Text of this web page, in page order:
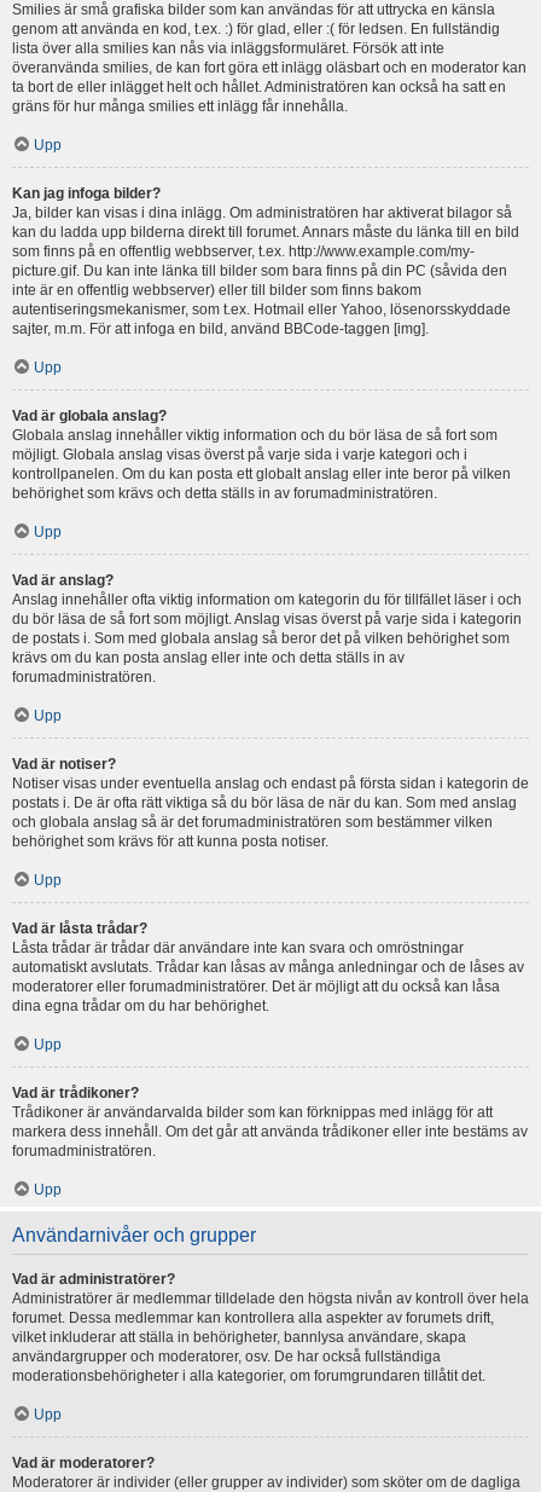
Smilies är små grafiska bilder som kan användas för att uttrycka en känsla
genom att använda en kod, t.ex. :) för glad, eller :( för ledsen. En fullständig
lista över alla smilies kan nås via inläggsformuläret. Försök att inte
överanvända smilies, de kan fort göra ett inlägg oläsbart och en moderator kan
ta bort de eller inlägget helt och hållet. Administratören kan också ha satt en
gräns för hur många smilies ett inlägg får innehålla.
Upp
Kan jag infoga bilder?
Ja, bilder kan visas i dina inlägg. Om administratören har aktiverat bilagor så
kan du ladda upp bilderna direkt till forumet. Annars måste du länka till en bild
som finns på en offentlig webbserver, t.ex. http://www.example.com/my-
picture.gif. Du kan inte länka till bilder som bara finns på din PC (såvida den
inte är en offentlig webbserver) eller till bilder som finns bakom
autentiseringsmekanismer, som t.ex. Hotmail eller Yahoo, lösenorsskyddade
sajter, m.m. För att infoga en bild, använd BBCode-taggen [img].
Upp
Vad är globala anslag?
Globala anslag innehåller viktig information och du bör läsa de så fort som
möjligt. Globala anslag visas överst på varje sida i varje kategori och i
kontrollpanelen. Om du kan posta ett globalt anslag eller inte beror på vilken
behörighet som krävs och detta ställs in av forumadministratören.
Upp
Vad är anslag?
Anslag innehåller ofta viktig information om kategorin du för tillfället läser i och
du bör läsa de så fort som möjligt. Anslag visas överst på varje sida i kategorin
de postats i. Som med globala anslag så beror det på vilken behörighet som
krävs om du kan posta anslag eller inte och detta ställs in av
forumadministratören.
Upp
Vad är notiser?
Notiser visas under eventuella anslag och endast på första sidan i kategorin de
postats i. De är ofta rätt viktiga så du bör läsa de när du kan. Som med anslag
och globala anslag så är det forumadministratören som bestämmer vilken
behörighet som krävs för att kunna posta notiser.
Upp
Vad är låsta trådar?
Låsta trådar är trådar där användare inte kan svara och omröstningar
automatiskt avslutats. Trådar kan låsas av många anledningar och de låses av
moderatorer eller forumadministratörer. Det är möjligt att du också kan låsa
dina egna trådar om du har behörighet.
Upp
Vad är trådikoner?
Trådikoner är användarvalda bilder som kan förknippas med inlägg för att
markera dess innehåll. Om det går att använda trådikoner eller inte bestäms av
forumadministratören.
Upp
Användarnivåer och grupper
Vad är administratörer?
Administratörer är medlemmar tilldelade den högsta nivån av kontroll över hela
forumet. Dessa medlemmar kan kontrollera alla aspekter av forumets drift,
vilket inkluderar att ställa in behörigheter, bannlysa användare, skapa
användargrupper och moderatorer, osv. De har också fullständiga
moderationsbehörigheter i alla kategorier, om forumgrundaren tillåtit det.
Upp
Vad är moderatorer?
Moderatorer är individer (eller grupper av individer) som sköter om de dagliga